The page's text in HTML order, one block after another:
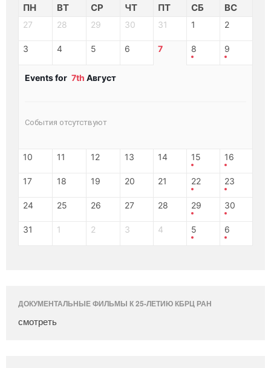
ПН ВТ СР ЧТ ПТ СБ ВС
27 28 29 30 31 1 2
3 4 5 6 7 8 9
Events for 7th Август
События отсутствуют
10 11 12 13 14 15 16
17 18 19 20 21 22 23
24 25 26 27 28 29 30
31 1 2 3 4 5 6
ДОКУМЕНТАЛЬНЫЕ ФИЛЬМЫ К 25-ЛЕТИЮ КБРЦ РАН
смотреть